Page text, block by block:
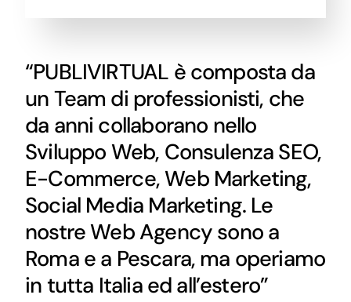
“PUBLIVIRTUAL è composta da
un Team di professionisti, che
da anni collaborano nello
Sviluppo Web, Consulenza SEO,
E-Commerce, Web Marketing,
Social Media Marketing. Le
nostre Web Agency sono a
Roma e a Pescara, ma operiamo
in tutta Italia ed all’estero”